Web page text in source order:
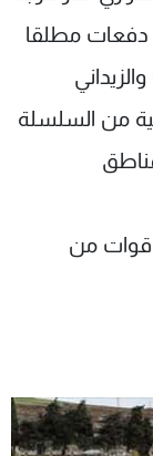
دفعات مطلقا
من السلسلة
قوات من